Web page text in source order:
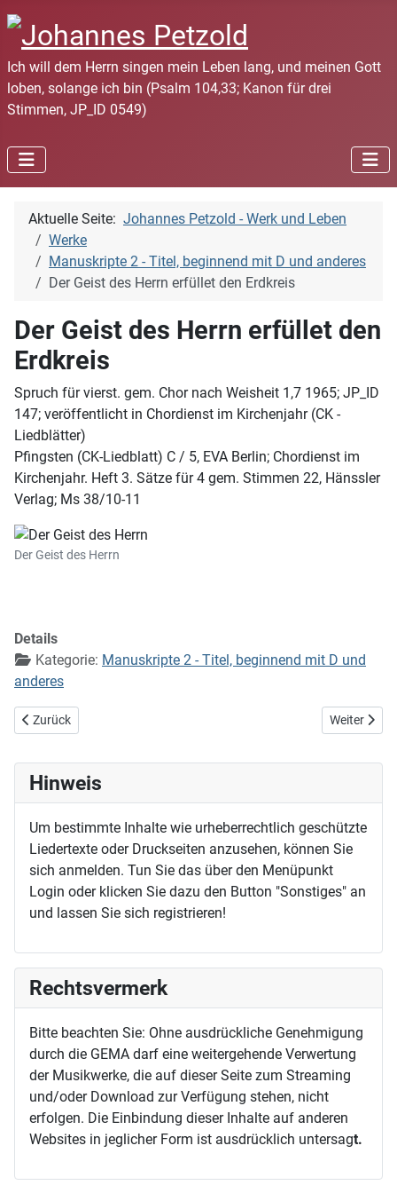
Ich will dem Herrn singen mein Leben lang, und meinen Gott
loben, solange ich bin (Psalm 104,33; Kanon für drei
Stimmen, JP_ID 0549)
Aktuelle Seite: Johannes Petzold - Werk und Leben
Werke
Manuskripte 2 - Titel, beginnend mit D und anderes
Der Geist des Herrn erfüllet den Erdkreis
Der Geist des Herrn erfüllet den
Erdkreis
Spruch für vierst. gem. Chor nach Weisheit 1,7 1965; JP_ID
147; veröffentlicht in Chordienst im Kirchenjahr (CK -
Liedblätter)
Pfingsten (CK-Liedblatt) C / 5, EVA Berlin; Chordienst im
Kirchenjahr. Heft 3. Sätze für 4 gem. Stimmen 22, Hänssler
Verlag; Ms 38/10-11
Der Geist des Herrn
Details
Kategorie: Manuskripte 2 - Titel, beginnend mit D und
anderes
Vorheriger Beitrag: Der du den Schwachen kennst
Zurück Nächster
Weiter
Hinweis
Um bestimmte Inhalte wie urheberrechtlich geschützte
Liedertexte oder Druckseiten anzusehen, können Sie
sich anmelden. Tun Sie das über den Menüpunkt
Login oder klicken Sie dazu den Button "Sonstiges" an
und lassen Sie sich registrieren!
Rechtsvermerk
Bitte beachten Sie: Ohne ausdrückliche Genehmigung
durch die GEMA darf eine weitergehende Verwertung
der Musikwerke, die auf dieser Seite zum Streaming
und/oder Download zur Verfügung stehen, nicht
erfolgen. Die Einbindung dieser Inhalte auf anderen
Websites in jeglicher Form ist ausdrücklich untersagt.